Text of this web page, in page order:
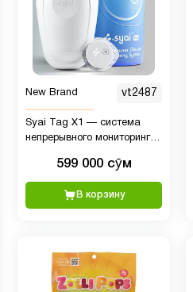
New Brand vt2487
Syai Tag X1 — система
непрерывного мониторинга
599 000 сӯм
В корзину